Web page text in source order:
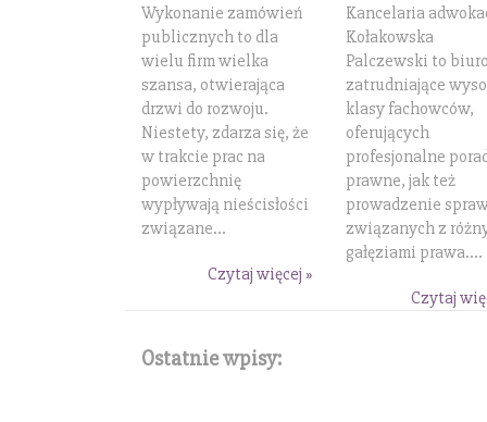
Wykonanie zamówień
publicznych to dla
wielu firm wielka
szansa, otwierająca
drzwi do rozwoju.
Niestety, zdarza się, że
w trakcie prac na
powierzchnię
wypływają nieścisłości
związane...
Czytaj więcej »
Kancelaria
Kołakowska
Palczewski to
zatrudniające
klasy fachowców,
oferujących
profesjonalne
prawne, jak też
prowadzenie
związanych z
gałęziami prawa....
Czytaj
Ostatnie wpisy: